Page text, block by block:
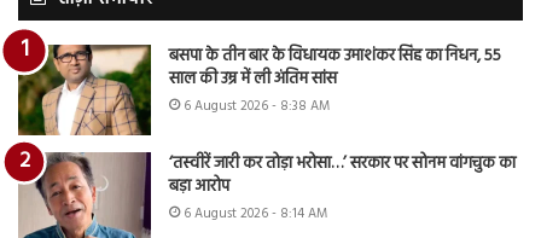
बसपा के तीन बार के विधायक उमाशंकर सिंह का निधन, 55
साल की उम्र में ली अंतिम सांस
6 August 2026 - 8:38 AM
‘तस्वीरें जारी कर तोड़ा भरोसा…’ सरकार पर सोनम वांगचुक का
बड़ा आरोप
6 August 2026 - 8:14 AM